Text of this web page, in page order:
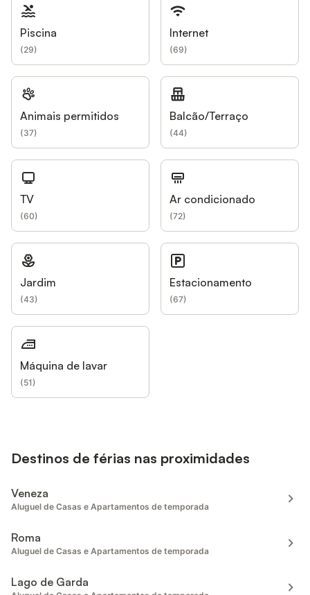
Piscina
(29)
Internet
(69)
Animais permitidos
(37)
Balcão/Terraço
(44)
TV
(60)
Ar condicionado
(72)
Jardim
(43)
Estacionamento
(67)
Máquina de lavar
(51)
Destinos de férias nas proximidades
Veneza
Aluguel de Casas e Apartamentos de temporada
Roma
Aluguel de Casas e Apartamentos de temporada
Lago de Garda